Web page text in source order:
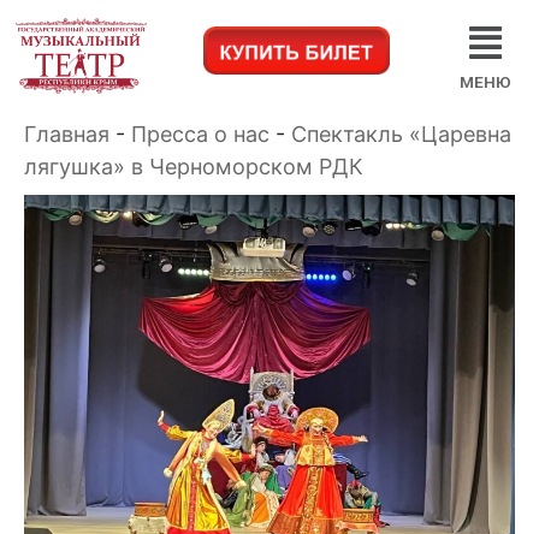
МЕНЮ
Главная - Пресса о нас - Спектакль «Царевна
лягушка» в Черноморском РДК